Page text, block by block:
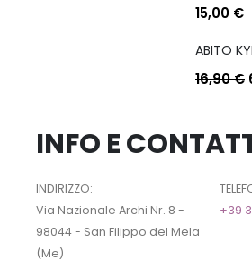
15,00 €
16,90€
INFO E
INDIRIZZO:
Via Nazionale Archi Nr. 8 -
98044 - San Filippo del Mela
(Me)
+39